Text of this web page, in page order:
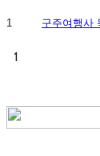
1 구주여행사
1